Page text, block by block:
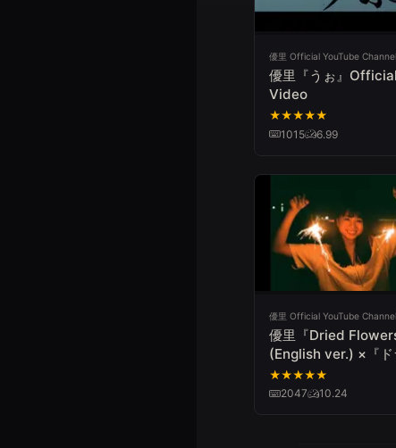
優里 Official YouTube Channel
優里『うぉ』
Video
★★★★★
1015
6.99
優里 Official YouTube Channel
優里『Dried Flowers
(English ver.) ×『ド
ワー』 -ディレクタ
トver.- Official
★★★★★
2047
10.24